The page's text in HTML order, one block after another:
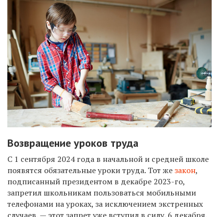
Возвращение уроков труда
С 1 сентября 2024 года в начальной и средней школе
появятся обязательные уроки труда. Тот жезакон,
подписанный президентом в декабре 2023-го,
запретил школьникам пользоваться мобильными
телефонами на уроках, за исключением экстренных